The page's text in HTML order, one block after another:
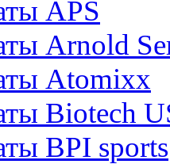
APS
Arnold
Atomixx
Biotech
BPI sports